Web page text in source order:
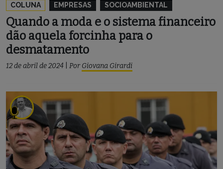
COLUNA EMPRESAS SOCIOAMBIENTAL
Quando a moda e o sistema financeiro
dão aquela forcinha para o
desmatamento
12 de abril de 2024 Por Giovana Girardi